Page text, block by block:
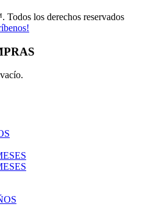
los derechos reservados